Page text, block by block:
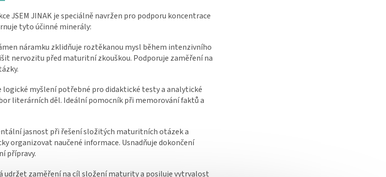
JSEM JINAKje speciálně navržen pro podporu koncentrace
tyto účinné minerály:
náramku zklidňuje roztěkanou mysl během intenzivního
nervozitu před maturitní zkouškou. Podporuje zaměření na
logické myšlení potřebné pro didaktické testy a analytické
literárních děl. Ideální pomocník při memorování faktů a
jasnost při řešení složitých maturitních otázek a
organizovat naučené informace. Usnadňuje dokončení
přípravy.
udržet zaměření na cíl složení maturity a posiluje vytrvalost